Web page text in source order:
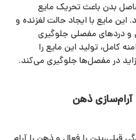
بدن باعث تحریک مایع
مایع با ایجاد حالت لغزنده و
و دردهای مفصلی جلوگیری
کامل، تولید این مایع را
در مفصل‌ها جلوگیری می‌کند.